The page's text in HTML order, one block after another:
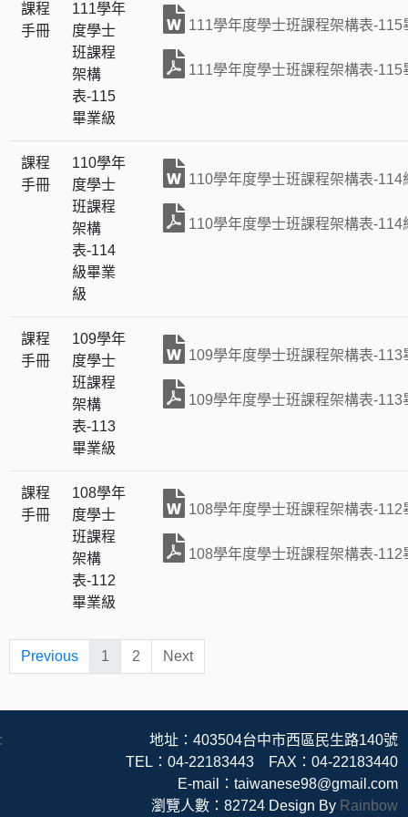
課程
手冊
111學年
度學士
班課程
架構
表-115
畢業級
111學年度學士班課程架構表-115
111學年度學士班課程架構表-115
課程
手冊
110學年
度學士
班課程
架構
表-114
級畢業
級
110學年度學士班課程架構表-114
110學年度學士班課程架構表-114
課程
手冊
109學年
度學士
班課程
架構
表-113
畢業級
109學年度學士班課程架構表-113
109學年度學士班課程架構表-113
課程
手冊
108學年
度學士
班課程
架構
表-112
畢業級
108學年度學士班課程架構表-112
108學年度學士班課程架構表-112
Previous 1 2 Next
地址：403504台中市西區民生路140號
TEL：04-22183443 FAX：04-22183440
E-mail：taiwanese98@gmail.com
瀏覽人數：82724 Design By Rainbow